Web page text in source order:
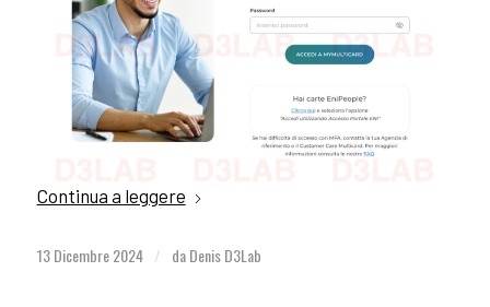
Continua a leggere
13 Dicembre 2024 / daDenis D3Lab